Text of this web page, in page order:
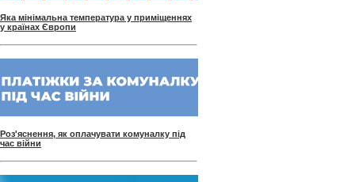
Яка мінімальна температура у приміщеннях
у країнах Європи
Роз'яснення, як оплачувати комуналку під
час війни